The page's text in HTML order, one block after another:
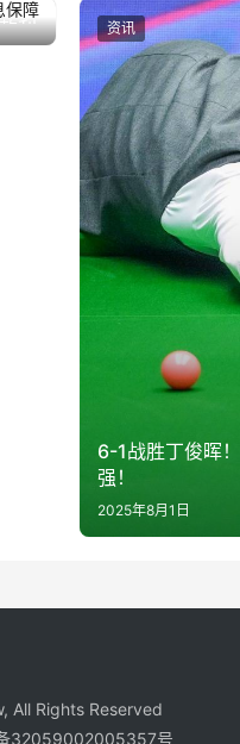
利
6-1战胜丁俊晖
强！
2025年8月1日
资讯
All Rights Reserved
32059002005357号